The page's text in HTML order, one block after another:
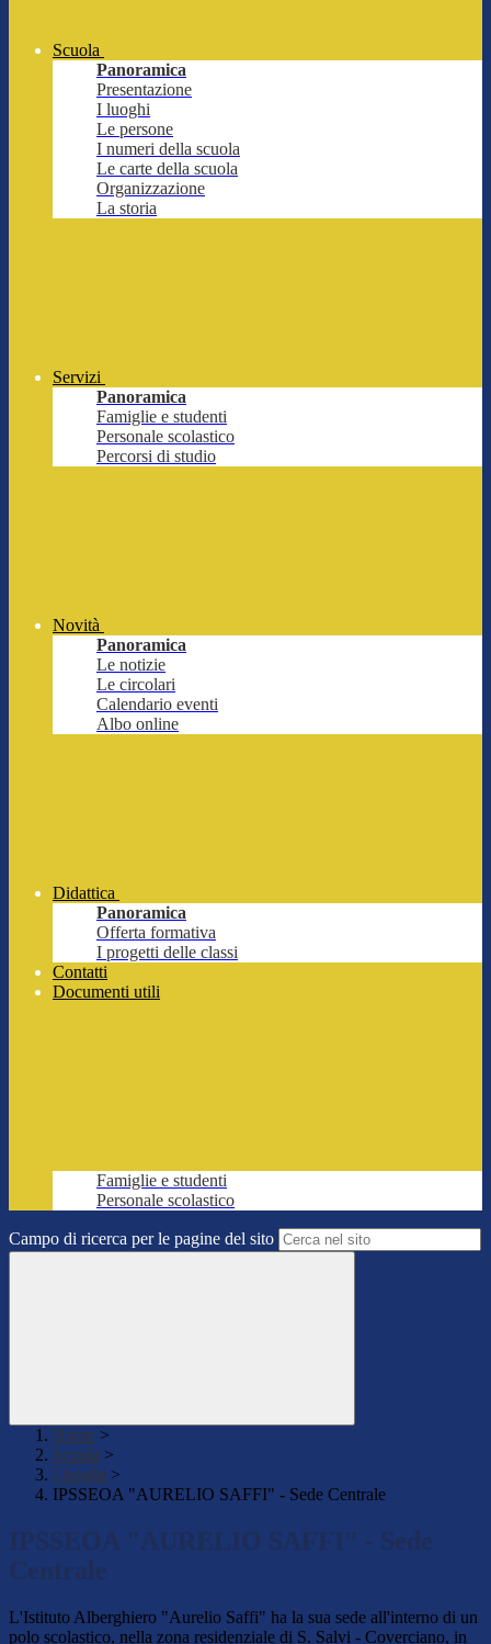
Scuola
Panoramica
Presentazione
I luoghi
Le persone
I numeri della scuola
Le carte della scuola
Organizzazione
La storia
Servizi
Panoramica
Famiglie e studenti
Personale scolastico
Percorsi di studio
Novità
Panoramica
Le notizie
Le circolari
Calendario eventi
Albo online
Didattica
Panoramica
Offerta formativa
I progetti delle classi
Contatti
Documenti utili
Famiglie e studenti
Personale scolastico
Campo di ricerca per le pagine del sito
Home >
Scuola >
I luoghi >
IPSSEOA "AURELIO SAFFI" - Sede Centrale
IPSSEOA "AURELIO SAFFI" - Sede
Centrale
L'Istituto Alberghiero "Aurelio Saffi" ha la sua sede all'interno di un
polo scolastico, nella zona residenziale di S. Salvi - Coverciano, in